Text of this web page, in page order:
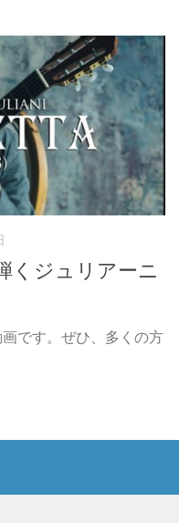
くジュリアーニ
です。ぜひ、多くの方